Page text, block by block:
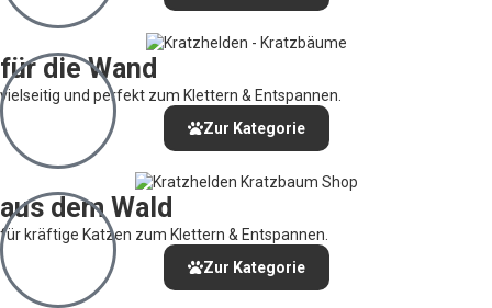
für die Wand
vielseitig und perfekt zum Klettern & Entspannen.
Zur Kategorie
aus dem Wald
für kräftige Katzen zum Klettern & Entspannen.
Zur Kategorie